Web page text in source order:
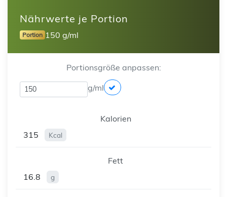
Nährwerte je Portion
Portion 150 g/ml
Portionsgröße anpassen:
g/ml
Kalorien
315
Kcal
Fett
16.8
g